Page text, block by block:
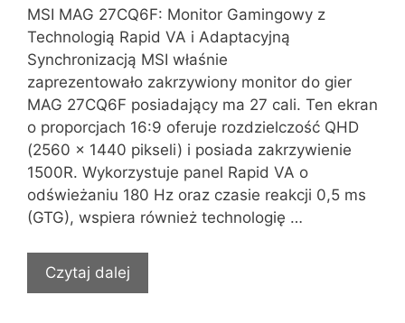
MSI MAG 27CQ6F: Monitor Gamingowy z
Technologią Rapid VA i Adaptacyjną
Synchronizacją MSI właśnie
zaprezentowało zakrzywiony monitor do gier
MAG 27CQ6F posiadający ma 27 cali. Ten ekran
o proporcjach 16:9 oferuje rozdzielczość QHD
(2560 x 1440 pikseli) i posiada zakrzywienie
1500R. Wykorzystuje panel Rapid VA o
odświeżaniu 180 Hz oraz czasie reakcji 0,5 ms
(GTG), wspiera również technologię …
Czytaj dalej